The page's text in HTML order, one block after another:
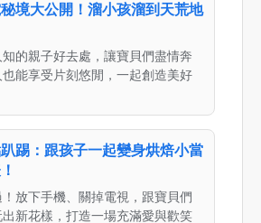
境大公開！溜小孩溜到天荒地
的親子好去處，讓寶貝們盡情奔
能享受片刻悠閒，一起創造美好
踢：跟孩子一起變身烘焙小當
放下手機、關掉電視，跟寶貝們
新花樣，打造一場充滿愛與歡笑